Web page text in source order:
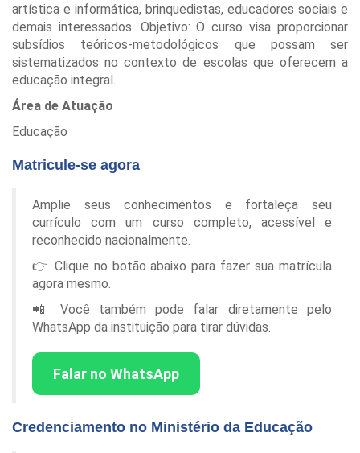
artística e informática, brinquedistas, educadores sociais e
demais interessados. Objetivo: O curso visa proporcionar
subsídios teóricos-metodológicos que possam ser
sistematizados no contexto de escolas que oferecem a
educação integral.
Área de Atuação
Educação
Matricule-se agora
Amplie seus conhecimentos e fortaleça seu
currículo com um curso completo, acessível e
reconhecido nacionalmente.
👉 Clique no botão abaixo para fazer sua matrícula
agora mesmo.
📲 Você também pode falar diretamente pelo
WhatsApp da instituição para tirar dúvidas.
Falar no WhatsApp
Credenciamento no Ministério da Educação